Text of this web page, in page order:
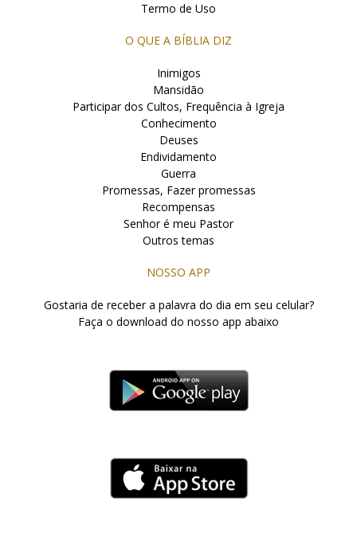
Termo de Uso
O QUE A BÍBLIA DIZ
Inimigos
Mansidão
Participar dos Cultos, Frequência à Igreja
Conhecimento
Deuses
Endividamento
Guerra
Promessas, Fazer promessas
Recompensas
Senhor é meu Pastor
Outros temas
NOSSO APP
Gostaria de receber a palavra do dia em seu celular?
Faça o download do nosso app abaixo